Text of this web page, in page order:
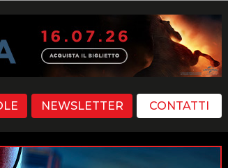
NEWSLETTER CONTATTI